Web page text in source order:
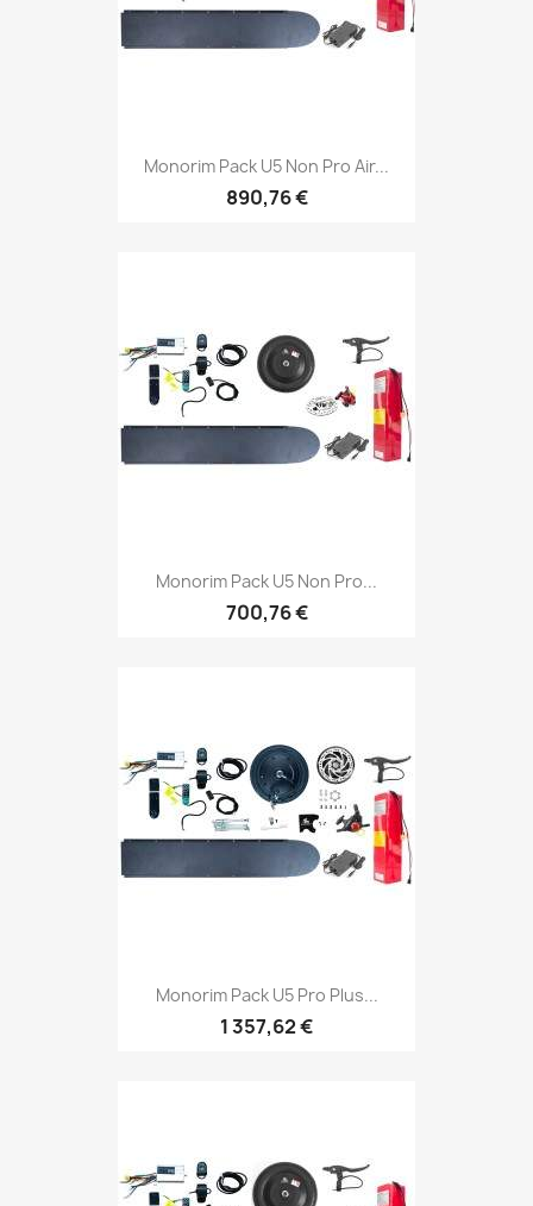
Monorim Pack U5 Non Pro Air...
890,76 €
Monorim Pack U5 Non Pro...
700,76 €
Monorim Pack U5 Pro Plus...
1 357,62 €